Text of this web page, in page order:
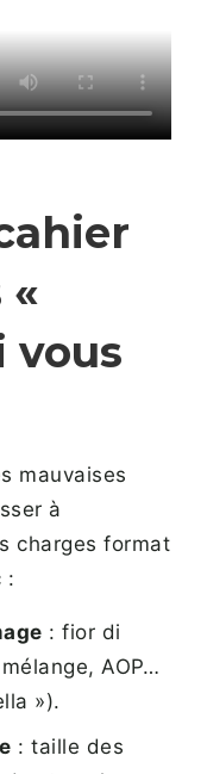
«
vous
mauvaises
à
charges format
:
: fior di
AOP…
»).
: taille des